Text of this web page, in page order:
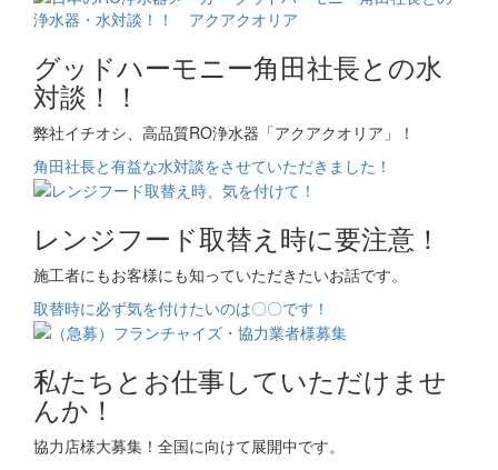
グッドハーモニー角田社長との水
対談！！
弊社イチオシ、高品質RO浄水器「アクアクオリア」！
角田社長と有益な水対談をさせていただきました！
レンジフード取替え時に要注意！
施工者にもお客様にも知っていただきたいお話です。
取替時に必ず気を付けたいのは〇〇です！
私たちとお仕事していただけませ
んか！
協力店様大募集！全国に向けて展開中です。